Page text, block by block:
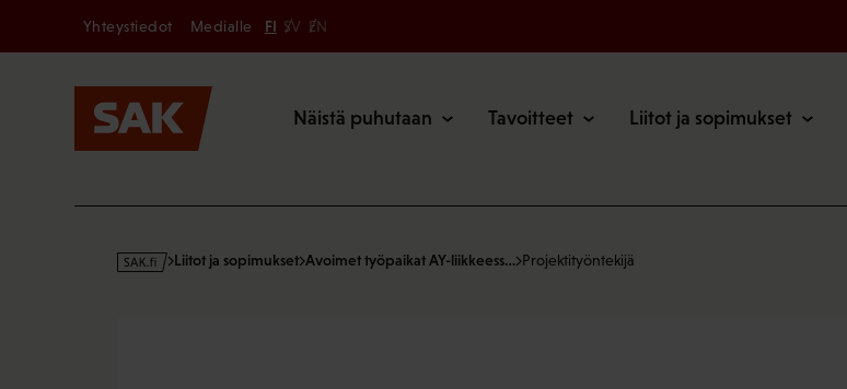
Secondary
Yhteystiedot Medialle FI SV EN
Näistä puhutaan Tavoitteet Liitot ja sopimukset
s
Liitot ja sopimukset Avoimet työpaikat AY-liikkeess… Projektityöntekijä